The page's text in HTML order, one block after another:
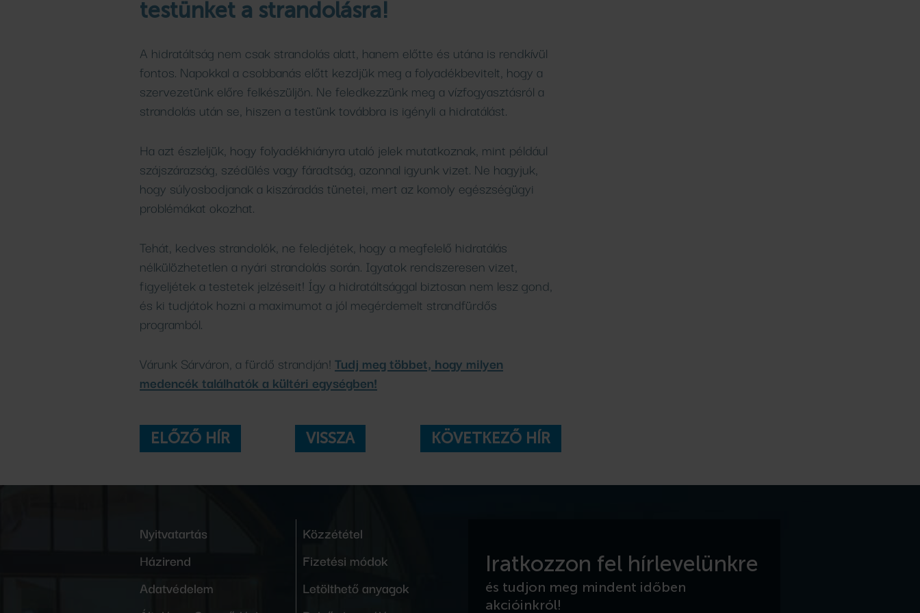
testünket a strandolásra!
A hidratáltság nem csak strandolás alatt, hanem előtte és utána is rendkívül
fontos. Napokkal a csobbanás előtt kezdjük meg a folyadékbevitelt, hogy a
szervezetünk előre felkészüljön. Ne feledkezzünk meg a vízfogyasztásról a
strandolás után se, hiszen a testünk továbbra is igényli a hidratálást.
Ha azt észleljük, hogy folyadékhiányra utaló jelek mutatkoznak, mint például
szájszárazság, szédülés vagy fáradtság, azonnal igyunk vizet. Ne hagyjuk,
hogy súlyosbodjanak a kiszáradás tünetei, mert az komoly egészségügyi
problémákat okozhat.
Tehát, kedves strandolók, ne feledjétek, hogy a megfelelő hidratálás
nélkülözhetetlen a nyári strandolás során. Igyatok rendszeresen vizet,
figyeljétek a testetek jelzéseit! Így a hidratáltsággal biztosan nem lesz gond,
és ki tudjátok hozni a maximumot a jól megérdemelt strandfürdős
programból.
Várunk Sárváron, a fürdő strandján! Tudj meg többet, hogy milyen
medencék találhatók a kültéri egységben!
ELŐZŐ HÍR VISSZA KÖVETKEZŐ HÍR
Nyitvatartás
Házirend
Adatvédelem
Közzététel
Fizetési módok
Letölthető anyagok
Iratkozzon fel hírlevelünkre
és tudjon meg mindent időben
akcióinkról!